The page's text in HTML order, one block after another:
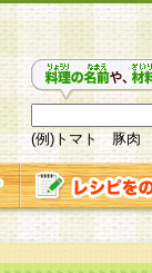
(例)トマト 豚肉